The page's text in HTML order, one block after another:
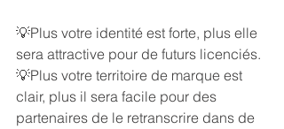
💡Plus votre identité est forte, plus elle
sera attractive pour de futurs licenciés.
💡Plus votre territoire de marque est
clair, plus il sera facile pour des
partenaires de le retranscrire dans de